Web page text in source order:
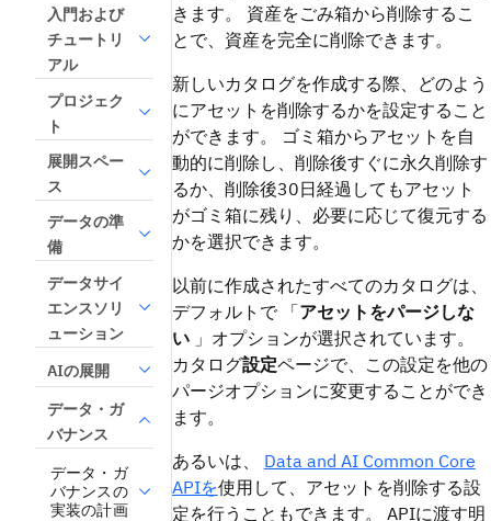
入門および
チュートリ
アル
プロジェク
ト
展開スペー
ス
データの準
備
データサイ
エンスソリ
ューション
AIの展開
データ・ガ
バナンス
データ・ガ
バナンスの
実装の計画
きます。 資産をごみ箱から削除するこ
とで、資産を完全に削除できます。
新しいカタログを作成する際、どのよう
にアセットを削除するかを設定すること
ができます。 ゴミ箱からアセットを自
動的に削除し、削除後すぐに永久削除す
るか、削除後30日経過してもアセット
がゴミ箱に残り、必要に応じて復元する
かを選択できます。
以前に作成されたすべてのカタログは、
デフォルトで 「アセットをパージしな
い」オプションが選択されています。
カタログ設定ページで、この設定を他の
パージオプションに変更することができ
ます。
あるいは、 Data and AI Common Core
APIを使用して、アセットを削除する設
定を行うこともできます。 APIに渡す明